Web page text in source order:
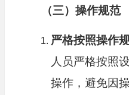
（三）操作规范
严格按照操作
人员严格按照
操作，避免因